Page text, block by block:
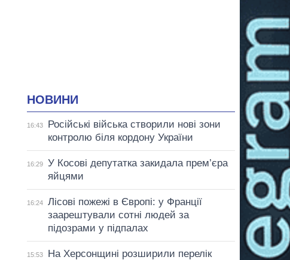
НОВИНИ
16:43
Російські війська створили нові зони
контролю біля кордону України
16:29
У Косові депутатка закидала прем’єра
яйцями
16:24
Лісові пожежі в Європі: у Франції
заарештували сотні людей за
підозрами у підпалах
15:53
На Херсонщині розширили перелік